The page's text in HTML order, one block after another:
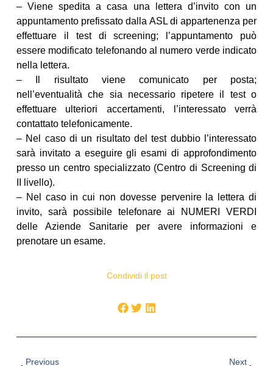
– Viene spedita a casa una lettera d’invito con un
appuntamento prefissato dalla ASL di appartenenza per
effettuare il test di screening; l’appuntamento può
essere modificato telefonando al numero verde indicato
nella lettera.
– Il risultato viene comunicato per posta;
nell’eventualità che sia necessario ripetere il test o
effettuare ulteriori accertamenti, l’interessato verrà
contattato telefonicamente.
– Nel caso di un risultato del test dubbio l’interessato
sarà invitato a eseguire gli esami di approfondimento
presso un centro specializzato (Centro di Screening di
II livello).
– Nel caso in cui non dovesse pervenire la lettera di
invito, sarà possibile telefonare ai NUMERI VERDI
delle Aziende Sanitarie per avere informazioni e
prenotare un esame.
Condividi il post
Previous
Next